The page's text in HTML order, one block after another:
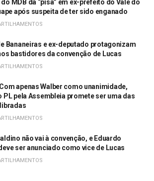
do MDB dá “pisa” em ex-prefeito do Vale do
após suspeita de ter sido enganado
Bananeiras e ex-deputado protagonizam
bastidores da convenção de Lucas
apenas Walber como unanimidade,
PL pela Assembleia promete ser uma das
não vai à convenção, e Eduardo
ser anunciado como vice de Lucas